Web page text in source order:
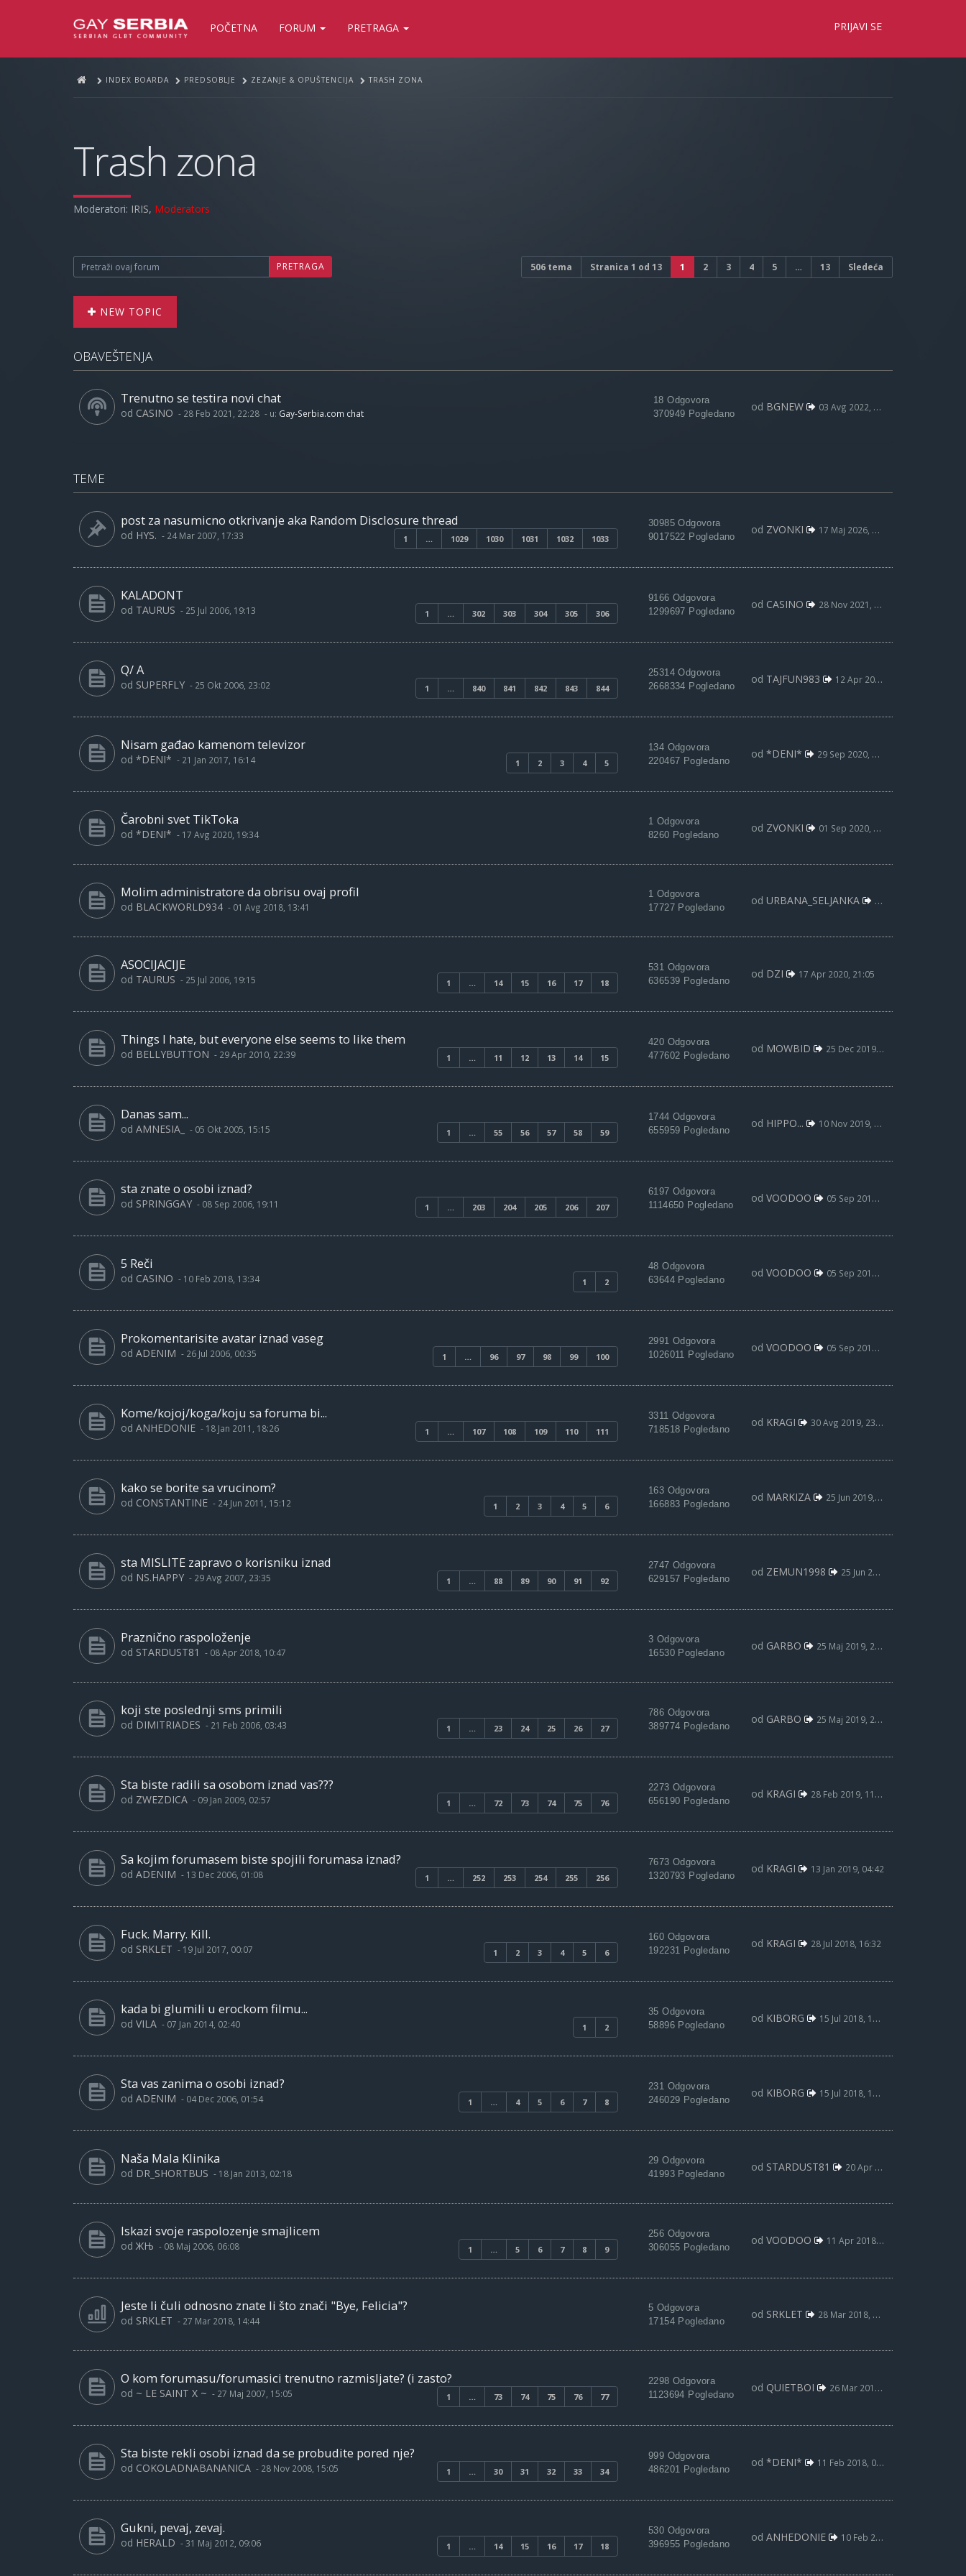
POČETNA FORUM PRETRAGA PRIJAVI SE
INDEX BOARDA PREDSOBLJE ZEZANJE & OPUŠTENCIJA TRASH ZONA
Trash zona
Moderatori: IRIS, Moderators
PRETRAGA 506 tema Stranica 1 od 13 1 2 3 4 5 … 13 Sledeća
NEW TOPIC
OBAVEŠTENJA
Trenutno se testira novi chat
od CASINO - 28 Feb 2021, 22:28 - u: Gay-Serbia.com chat
18 Odgovora
370949 Pogledano
od BGNEW 03 Avg 2022, 09:59
TEME
post za nasumicno otkrivanje aka Random Disclosure thread
1 … 1029 1030 1031 1032 1033
od HYS. - 24 Mar 2007, 17:33
30985 Odgovora
9017522 Pogledano
od ZVONKI 17 Maj 2026, 15:31
KALADONT
1 … 302 303 304 305 306
od TAURUS - 25 Jul 2006, 19:13
9166 Odgovora
1299697 Pogledano
od CASINO 28 Nov 2021, 19:54
Q/ A
1 … 840 841 842 843 844
od SUPERFLY - 25 Okt 2006, 23:02
25314 Odgovora
2668334 Pogledano
od TAJFUN983 12 Apr 2021, 19:19
Nisam gađao kamenom televizor
1 2 3 4 5
od *DENI* - 21 Jan 2017, 16:14
134 Odgovora
220467 Pogledano
od *DENI* 29 Sep 2020, 09:31
Čarobni svet TikToka
od *DENI* - 17 Avg 2020, 19:34
1 Odgovora
8260 Pogledano
od ZVONKI 01 Sep 2020, 09:00
Molim administratore da obrisu ovaj profil
od BLACKWORLD934 - 01 Avg 2018, 13:41
1 Odgovora
17727 Pogledano
od URBANA_SELJANKA 02 Maj 2020, 21:25
ASOCIJACIJE
1 … 14 15 16 17 18
od TAURUS - 25 Jul 2006, 19:15
531 Odgovora
636539 Pogledano
od DZI 17 Apr 2020, 21:05
Things I hate, but everyone else seems to like them
1 … 11 12 13 14 15
od BELLYBUTTON - 29 Apr 2010, 22:39
420 Odgovora
477602 Pogledano
od MOWBID 25 Dec 2019, 12:01
Danas sam...
1 … 55 56 57 58 59
od AMNESIA_ - 05 Okt 2005, 15:15
1744 Odgovora
655959 Pogledano
od HIPPO... 10 Nov 2019, 01:30
sta znate o osobi iznad?
1 … 203 204 205 206 207
od SPRINGGAY - 08 Sep 2006, 19:11
6197 Odgovora
1114650 Pogledano
od VOODOO 05 Sep 2019, 01:57
5 Reči
1 2
od CASINO - 10 Feb 2018, 13:34
48 Odgovora
63644 Pogledano
od VOODOO 05 Sep 2019, 01:45
Prokomentarisite avatar iznad vaseg
1 … 96 97 98 99 100
od ADENIM - 26 Jul 2006, 00:35
2991 Odgovora
1026011 Pogledano
od VOODOO 05 Sep 2019, 00:31
Kome/kojoj/koga/koju sa foruma bi...
1 … 107 108 109 110 111
od ANHEDONIE - 18 Jan 2011, 18:26
3311 Odgovora
718518 Pogledano
od KRAGI 30 Avg 2019, 23:06
kako se borite sa vrucinom?
1 2 3 4 5 6
od CONSTANTINE - 24 Jun 2011, 15:12
163 Odgovora
166883 Pogledano
od MARKIZA 25 Jun 2019, 12:16
sta MISLITE zapravo o korisniku iznad
1 … 88 89 90 91 92
od NS.HAPPY - 29 Avg 2007, 23:35
2747 Odgovora
629157 Pogledano
od ZEMUN1998 25 Jun 2019, 01:21
Praznično raspoloženje
od STARDUST81 - 08 Apr 2018, 10:47
3 Odgovora
16530 Pogledano
od GARBO 25 Maj 2019, 22:05
koji ste poslednji sms primili
1 … 23 24 25 26 27
od DIMITRIADES - 21 Feb 2006, 03:43
786 Odgovora
389774 Pogledano
od GARBO 25 Maj 2019, 22:01
Sta biste radili sa osobom iznad vas???
1 … 72 73 74 75 76
od ZWEZDICA - 09 Jan 2009, 02:57
2273 Odgovora
656190 Pogledano
od KRAGI 28 Feb 2019, 11:13
Sa kojim forumasem biste spojili forumasa iznad?
1 … 252 253 254 255 256
od ADENIM - 13 Dec 2006, 01:08
7673 Odgovora
1320793 Pogledano
od KRAGI 13 Jan 2019, 04:42
Fuck. Marry. Kill.
1 2 3 4 5 6
od SRKLET - 19 Jul 2017, 00:07
160 Odgovora
192231 Pogledano
od KRAGI 28 Jul 2018, 16:32
kada bi glumili u erockom filmu...
1 2
od VILA - 07 Jan 2014, 02:40
35 Odgovora
58896 Pogledano
od KIBORG 15 Jul 2018, 13:35
Sta vas zanima o osobi iznad?
1 … 4 5 6 7 8
od ADENIM - 04 Dec 2006, 01:54
231 Odgovora
246029 Pogledano
od KIBORG 15 Jul 2018, 13:34
Naša Mala Klinika
od DR_SHORTBUS - 18 Jan 2013, 02:18
29 Odgovora
41993 Pogledano
od STARDUST81 20 Apr 2018, 13:23
Iskazi svoje raspolozenje smajlicem
1 … 5 6 7 8 9
od ЖЊ - 08 Maj 2006, 06:08
256 Odgovora
306055 Pogledano
od VOODOO 11 Apr 2018, 08:17
Jeste li čuli odnosno znate li što znači "Bye, Felicia"?
od SRKLET - 27 Mar 2018, 14:44
5 Odgovora
17154 Pogledano
od SRKLET 28 Mar 2018, 13:36
O kom forumasu/forumasici trenutno razmisljate? (i zasto?
1 … 73 74 75 76 77
od ~ LE SAINT X ~ - 27 Maj 2007, 15:05
2298 Odgovora
1123694 Pogledano
od QUIETBOI 26 Mar 2018, 00:25
Sta biste rekli osobi iznad da se probudite pored nje?
1 … 30 31 32 33 34
od COKOLADNABANANICA - 28 Nov 2008, 15:05
999 Odgovora
486201 Pogledano
od *DENI* 11 Feb 2018, 03:36
Gukni, pevaj, zevaj.
1 … 14 15 16 17 18
od HERALD - 31 Maj 2012, 09:06
530 Odgovora
396955 Pogledano
od ANHEDONIE 10 Feb 2018, 14:00